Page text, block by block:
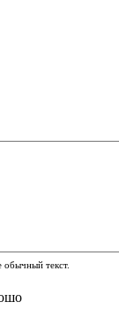
обычный текст.